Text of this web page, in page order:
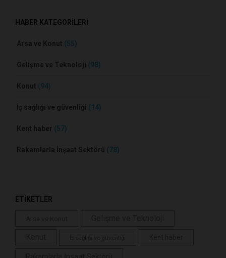
HABER KATEGORİLERİ
Arsa ve Konut (55)
Gelişme ve Teknoloji (98)
Konut (94)
İş sağlığı ve güvenliği (14)
Kent haber (57)
Rakamlarla İnşaat Sektörü (78)
ETİKETLER